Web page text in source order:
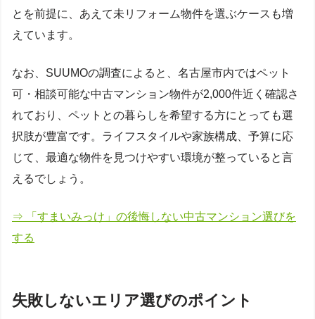
とを前提に、あえて未リフォーム物件を選ぶケースも増
えています。
なお、SUUMOの調査によると、名古屋市内ではペット
可・相談可能な中古マンション物件が2,000件近く確認さ
れており、ペットとの暮らしを希望する方にとっても選
択肢が豊富です。ライフスタイルや家族構成、予算に応
じて、最適な物件を見つけやすい環境が整っていると言
えるでしょう。
⇒ 「すまいみっけ」の後悔しない中古マンション選びを
する
失敗しないエリア選びのポイント